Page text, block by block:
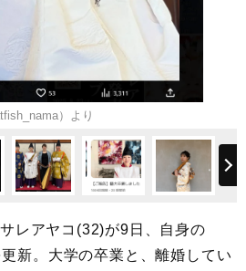
）より
レアヤコ(32)が9日、自身の
新。大学の卒業と、離婚してい